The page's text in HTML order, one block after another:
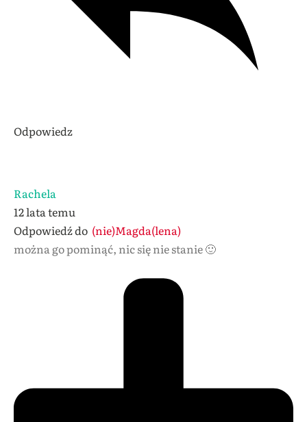
Odpowiedz
Rachela
12 lata temu
Odpowiedź do (nie)Magda(lena)
można go pominąć, nic się nie stanie 🙂